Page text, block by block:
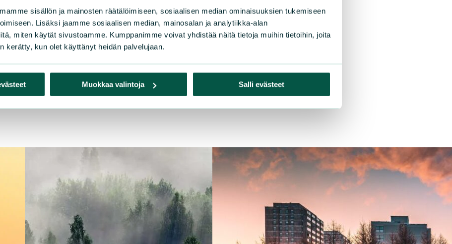
sisällön ja mainosten räätälöimiseen, sosiaalisen median ominaisuuksien tukemiseen
Lisäksi jaamme sosiaalisen median, mainosalan ja analytiikka-alan
miten käytät sivustoamme. Kumppanimme voivat yhdistää näitä tietoja muihin tietoihin, joita
kerätty, kun olet käyttänyt heidän palvelujaan.
Muokkaa valintoja Salli evästeet